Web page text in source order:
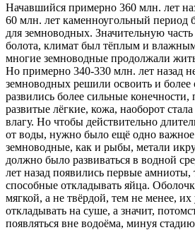
Начавшийся примерно 360 млн. лет
60 млн. лет каменноугольный период
для земноводных. Значительную
болота, климат был тёплым и
многие земноводные продолжали
Но примерно 340-330 млн. лет назад
земноводных решили освоить и более
развились более сильные конечности,
развитые лёгкие, кожа, наоборот
влагу. Но чтобы действительно
от воды, нужно было ещё одно важное
земноводные, как и рыбы, метали
должно было развиваться в водной
лет назад появились первые амниоты,
способные откладывать яйца.
мягкой, а не твёрдой, тем не менее,
откладывать на суше, а значит,
появляться вне водоёма, минуя